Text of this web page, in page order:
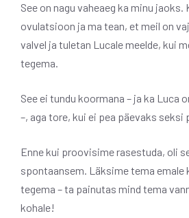
See on nagu vaheaeg ka minu jaoks.
ovulatsioon ja ma tean, et meil on
valvel ja tuletan Lucale meelde, kui
tegema.
See ei tundu koormana – ja ka Luca
–, aga tore, kui ei pea päevaks seksi
Enne kui proovisime rasestuda, oli
spontaansem. Läksime tema emale
tegema – ta painutas mind tema
kohale!